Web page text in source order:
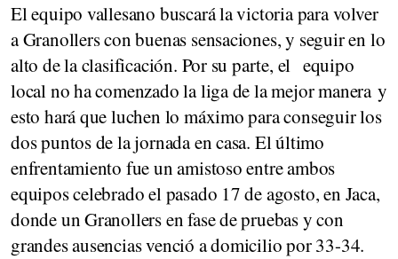
El equipo vallesano buscará la victoria para volver
a Granollers con buenas sensaciones, y seguir en lo
alto de la clasificación. Por su parte, el equipo
local no ha comenzado la liga de la mejor manera y
esto hará que luchen lo máximo para conseguir los
dos puntos de la jornada en casa. El último
enfrentamiento fue un amistoso entre ambos
equipos celebrado el pasado 17 de agosto, en Jaca,
donde un Granollers en fase de pruebas y con
grandes ausencias venció a domicilio por 33-34.